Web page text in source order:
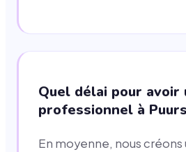
Quel délai pour avoir
professionnel à
En moyenne, nous